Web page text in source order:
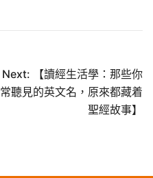
Next:
【讀經生活學：那些你
常聽見的英文名，原來都藏着
聖經故事】